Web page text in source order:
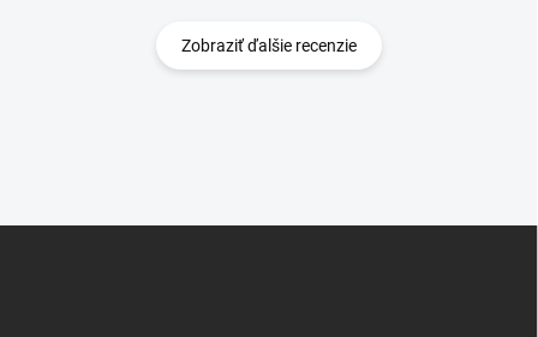
Zobraziť ďalšie recenzie